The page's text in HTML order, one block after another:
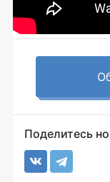
Поделитесь